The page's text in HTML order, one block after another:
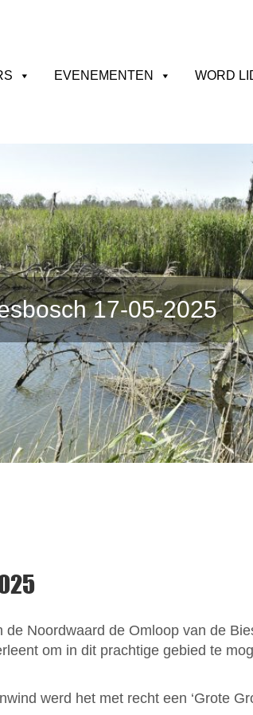
EVENEMENTEN WORD
17-05-2025
Noordwaard de Omloop van de
om in dit prachtige gebied te
werd het met recht een ‘Grote